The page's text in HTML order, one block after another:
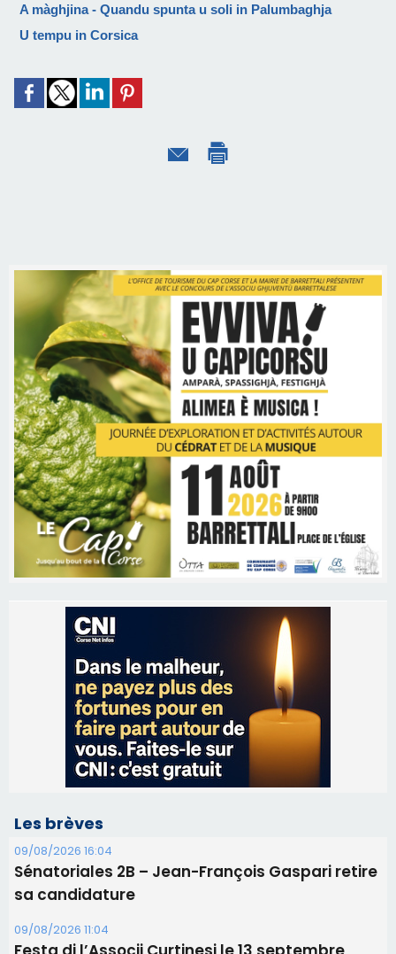
A màghjina - Quandu spunta u soli in Palumbaghja
U tempu in Corsica
Les brèves
09/08/2026 16:04
Sénatoriales 2B – Jean-François Gaspari retire
sa candidature
09/08/2026 11:04
Festa di l’Associi Curtinesi le 13 septembre
06/08/2026 15:57
Ucciani – Marché des producteurs à Cruculi le
11 août
06/08/2026 15:25
Corte – L’association A Nuciola organise une
projection sous les étoiles